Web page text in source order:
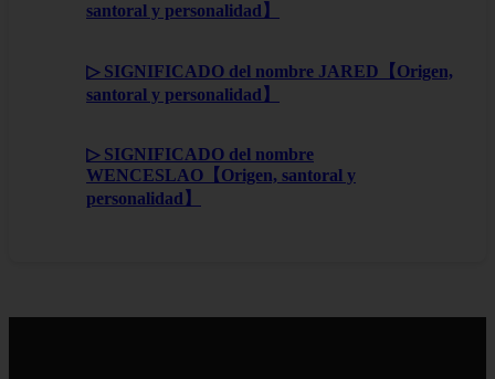
santoral y personalidad】
▷ SIGNIFICADO del nombre JARED【Origen,
santoral y personalidad】
▷ SIGNIFICADO del nombre
WENCESLAO【Origen, santoral y
personalidad】